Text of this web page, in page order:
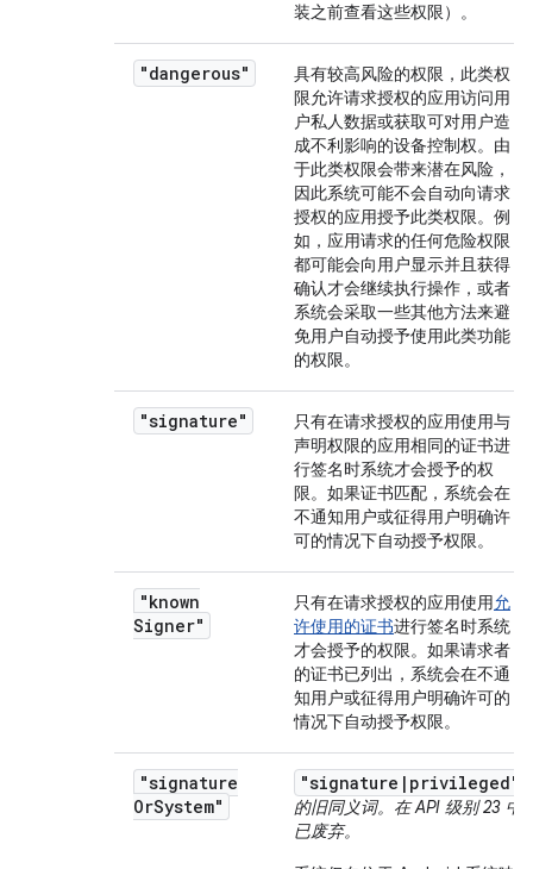
装之前查看这些权限）。
"dangerous"
具有较高风险的权限，此类权
限允许请求授权的应用访问用
户私人数据或获取可对用户造
成不利影响的设备控制权。由
于此类权限会带来潜在风险，
因此系统可能不会自动向请求
授权的应用授予此类权限。例
如，应用请求的任何危险权限
都可能会向用户显示并且获得
确认才会继续执行操作，或者
系统会采取一些其他方法来避
免用户自动授予使用此类功能
的权限。
"signature"
只有在请求授权的应用使用与
声明权限的应用相同的证书进
行签名时系统才会授予的权
限。如果证书匹配，系统会在
不通知用户或征得用户明确许
可的情况下自动授予权限。
"known
Signer"
只有在请求授权的应用使用允
许使用的证书进行签名时系统
才会授予的权限。如果请求者
的证书已列出，系统会在不通
知用户或征得用户明确许可的
情况下自动授予权限。
"signature
OrSystem"
"signature|privileged"
的旧同义词。在 API 级别 23 中
已废弃。